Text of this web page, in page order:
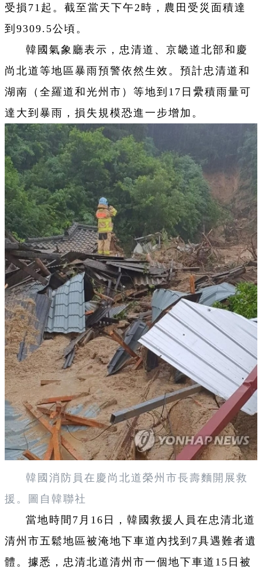
受損71起。截至當天下午2時，農田受災面積達
到9309.5公頃。
韓國氣象廳表示，忠清道、京畿道北部和慶
尚北道等地區暴雨預警依然生效。預計忠清道和
湖南（全羅道和光州市）等地到17日纍積雨量可
達大到暴雨，損失規模恐進一步增加。
韓國消防員在慶尚北道榮州市長壽麵開展救
援。圖自韓聯社
當地時間7月16日，韓國救援人員在忠清北道
清州市五鬆地區被淹地下車道內找到7具遇難者遺
體。據悉，忠清北道清州市一個地下車道15日被